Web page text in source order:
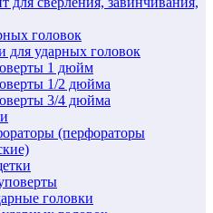
головок
для ударных головок
1 дюйм
1/2 дюйма
3/4 дюйма
(перфораторы
головки